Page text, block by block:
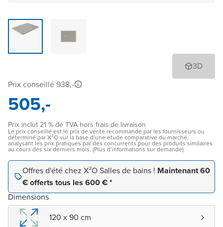
3D
Prix conseillé 938,-
505,-
Prix inclut 21 % de TVA hors frais de livraison
Le prix conseillé est le prix de vente recommandé par les fournisseurs ou
déterminé par X²O sur la base d’une étude comparative du marché,
analysant les prix pratiqués par des concurrents pour des produits similaires
au cours des six derniers mois. (Plus d’informations sur demande)
Offres d'été chez X²O Salles de bains ! Maintenant 60
€ offerts tous les 600 € *
Dimensions
120 x 90 cm